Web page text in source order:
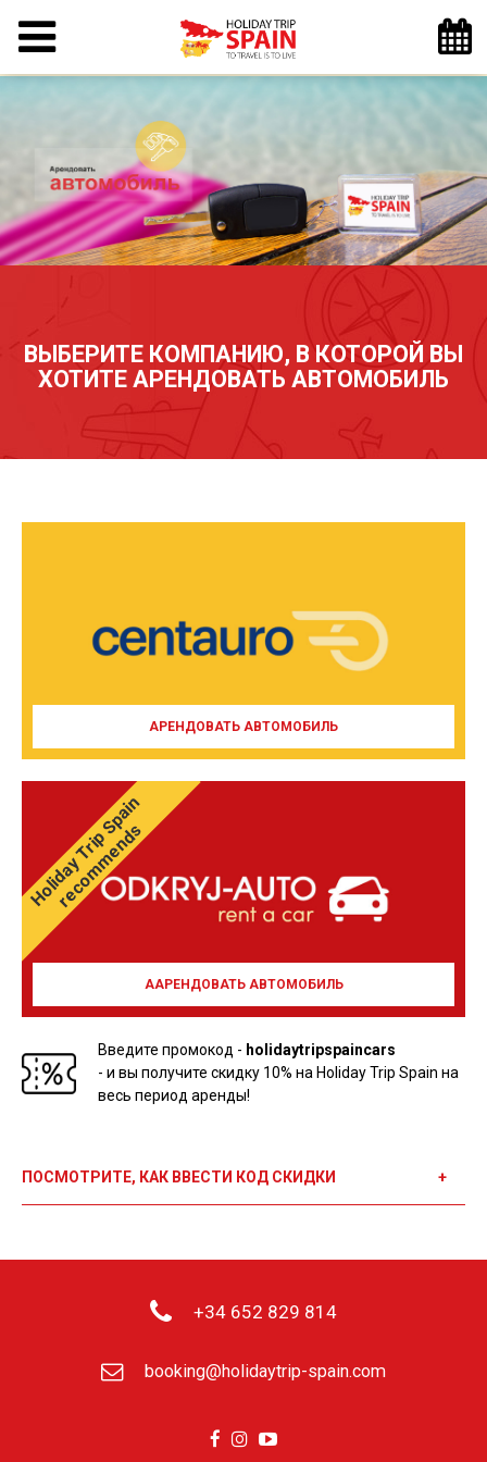
ВЫБЕРИТЕ КОМПАНИЮ, В КОТОРОЙ ВЫ
ХОТИТЕ АРЕНДОВАТЬ АВТОМОБИЛЬ
АРЕНДОВАТЬ АВТОМОБИЛЬ
AАРЕНДОВАТЬ АВТОМОБИЛЬ
Введите промокод - holidaytripspaincars
- и вы получите скидку 10% на Holiday Trip Spain на
весь период аренды!
ПОСМОТРИТЕ, КАК ВВЕСТИ КОД СКИДКИ
введите код скидки в поле "Promotion code:"
+34 652 829 814
booking@holidaytrip-spain.com